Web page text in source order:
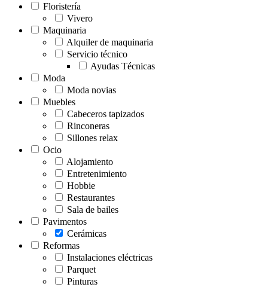
Floristería
Vivero
Maquinaria
Alquiler de maquinaria
Servicio técnico
Ayudas Técnicas
Moda
Moda novias
Muebles
Cabeceros tapizados
Rinconeras
Sillones relax
Ocio
Alojamiento
Entretenimiento
Hobbie
Restaurantes
Sala de bailes
Pavimentos
Cerámicas
Reformas
Instalaciones eléctricas
Parquet
Pinturas